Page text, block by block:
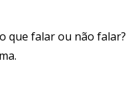
que falar ou não falar?